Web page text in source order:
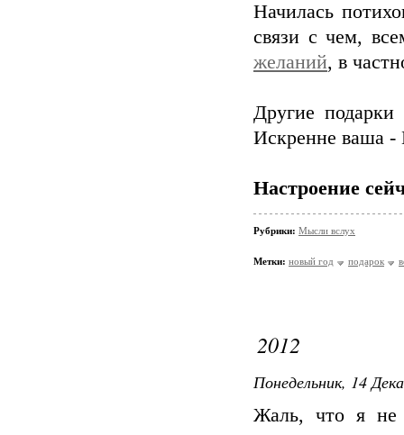
Начилась
связи с чем,
желаний, в
Другие
Искренне ваша -
Настроение
Рубрики: Мысли вслух
Метки: новый год подарок
2012
Понедельник, 14
Жаль, что я не